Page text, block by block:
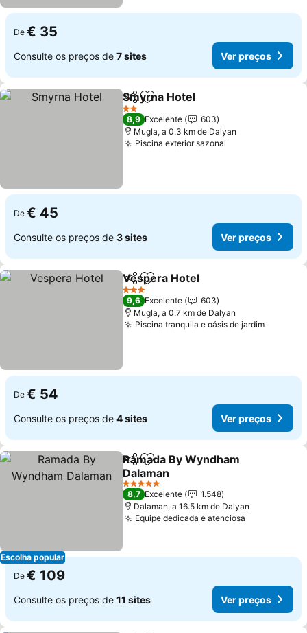
De € 35
Consulte os preços de 7 sites Ver preços
PartilharAdicionar aos favoritos
Smyrna Hotel
2 Estrelas
8,9 Excelente
603
Mugla, a 0.3 km de Dalyan
Piscina exterior sazonal
De € 45
Consulte os preços de 3 sites Ver preços
PartilharAdicionar aos favoritos
Vespera Hotel
3 Estrelas
9,6 Excelente
603
Mugla, a 0.7 km de Dalyan
Piscina tranquila e oásis de jardimVer
De € 54
Consulte os preços de 4 sites Ver preços
Escolha popular
PartilharAdicionar aos favoritos
Ramada By Wyndham
Dalaman
Ver preços
5 Estrelas
8,7 Excelente
1.548
Dalaman, a 16.5 km de Dalyan
Equipe dedicada e atenciosa
De € 109
Consulte os preços de 11 sites Ver preços